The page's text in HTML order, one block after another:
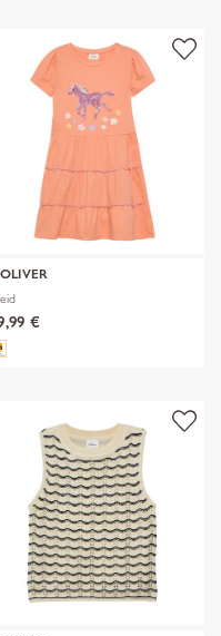
€